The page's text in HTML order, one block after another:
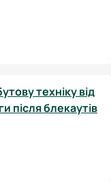
техніку від
після блекаутів